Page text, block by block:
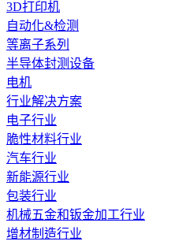
3D打印机
自动化&检测
等离子系列
半导体封测设备
电机
行业解决方案
电子行业
脆性材料行业
汽车行业
新能源行业
包装行业
机械五金和钣金加工行业
增材制造行业